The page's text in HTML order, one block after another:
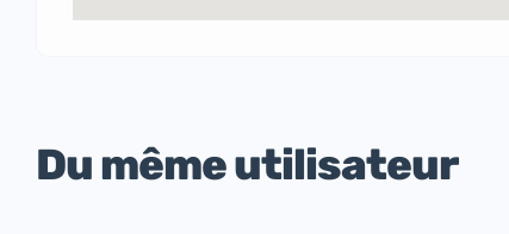
Du même utilisateur